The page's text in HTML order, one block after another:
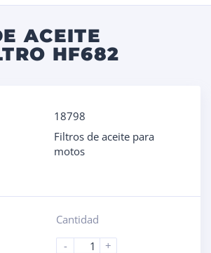
ACEITE
HF682
18798
Filtros de aceite para
motos
Cantidad
-
+